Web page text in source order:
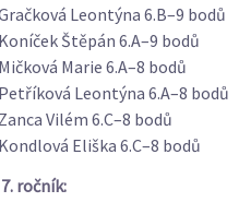
Leontýna 6.B–9 bodů
Koníček Štěpán 6.A–9 bodů
Mičková Marie 6.A–8 bodů
Petříková Leontýna 6.A–8 bodů
Zanca Vilém 6.C–8 bodů
Kondlová Eliška 6.C–8 bodů
7. ročník: